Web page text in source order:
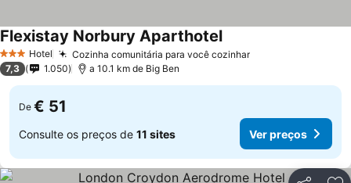
3 EstrelasHotel Cozinha comunitária para você cozinhar
Flexistay Norbury Aparthotel
7,3 1.050 a 10.1 km de Big Ben
De € 51
Consulte os preços de 11 sites Ver preços